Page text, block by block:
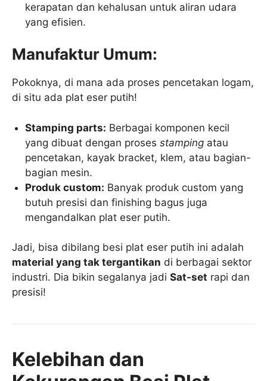
kerapatan dan kehalusan untuk aliran udara
yang efisien.
Manufaktur Umum:
Pokoknya, di mana ada proses pencetakan logam,
di situ ada plat eser putih!
Stamping parts: Berbagai komponen kecil
yang dibuat dengan prosesstamping atau
pencetakan, kayak bracket, klem, atau bagian-
bagian mesin.
Produk custom: Banyak produk custom yang
butuh presisi dan finishing bagus juga
mengandalkan plat eser putih.
Jadi, bisa dibilang besi plat eser putih ini adalah
material yang tak tergantikan di berbagai sektor
industri. Dia bikin segalanya jadi Sat-set rapi dan
presisi!
Kelebihan dan